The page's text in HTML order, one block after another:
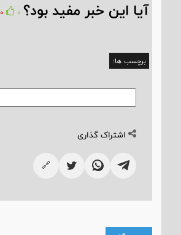
آیا این خبر مفید بود؟ 0
0
برچسب ها:
اشتراک گذاری
🔗